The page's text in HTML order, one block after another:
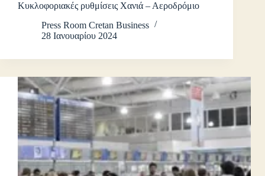
Κυκλοφοριακές ρυθμίσεις Χανιά – Αεροδρόμιο
Press Room Cretan Business
28 Ιανουαρίου 2024